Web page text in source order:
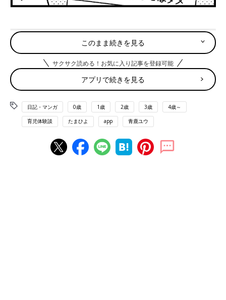
このまま続きを見る
サクサク読める！お気に入り記事を登録可能
アプリで続きを見る
日記・マンガ 0歳 1歳 2歳 3歳 4歳～
育児体験談 たまひよ app 青鹿ユウ